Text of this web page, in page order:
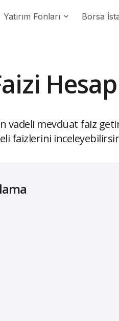
Yatırım Fonları Borsa
vadeli mevduat faiz
faizlerini